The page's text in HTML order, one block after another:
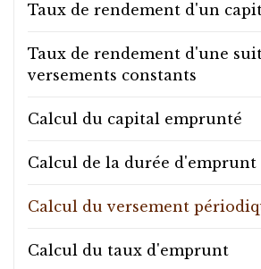
03 87 62 21 02
Taux de rendement d'un
Taux de rendement d'une
versements constants
Calcul du capital emprunté
Calcul de la durée d'emprunt
Calcul du versement
Calcul du taux d'emprunt